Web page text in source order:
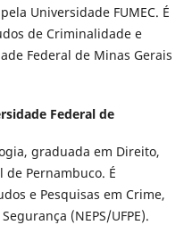
Universidade FUMEC. É
de Criminalidade e
Federal de Minas Gerais
Federal de
graduada em Direito,
Pernambuco. É
e Pesquisas em Crime,
(NEPS/UFPE).